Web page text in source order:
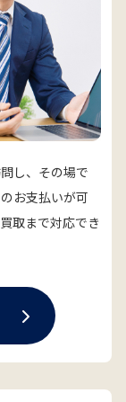
し、その場で
お支払いが可
取まで対応でき